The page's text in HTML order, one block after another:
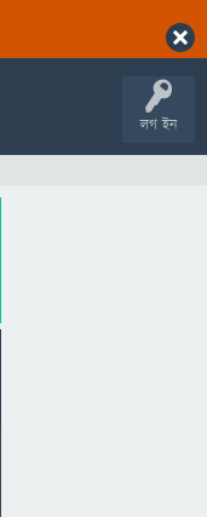
লগ ইন